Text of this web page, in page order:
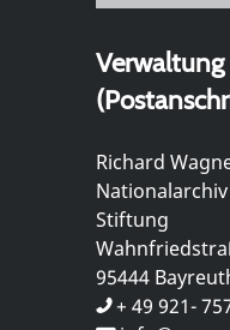
Richard
Stiftung
95444
+ 49 921-